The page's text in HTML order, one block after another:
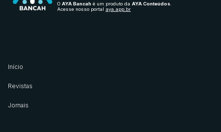
O AYA Bancah é um produto da AYA Conteúdos
Acesse nosso portal aya.app.br
Início
Revistas
Jornais